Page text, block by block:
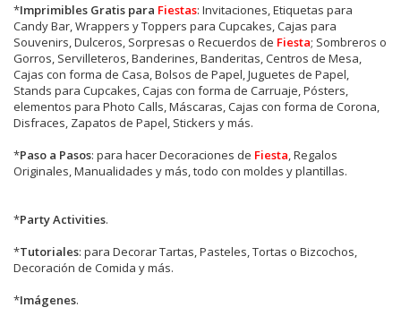
*Imprimibles Gratis para Fiestas: Invitaciones, Etiquetas para
Candy Bar, Wrappers y Toppers para Cupcakes, Cajas para
Souvenirs, Dulceros, Sorpresas o Recuerdos de Fiesta; Sombreros o
Gorros, Servilleteros, Banderines, Banderitas, Centros de Mesa,
Cajas con forma de Casa, Bolsos de Papel, Juguetes de Papel,
Stands para Cupcakes, Cajas con forma de Carruaje, Pósters,
elementos para Photo Calls, Máscaras, Cajas con forma de Corona,
Disfraces, Zapatos de Papel, Stickers y más.
*Paso a Pasos: para hacer Decoraciones de Fiesta, Regalos
Originales, Manualidades y más, todo con moldes y plantillas.
*Party Activities.
*Tutoriales: para Decorar Tartas, Pasteles, Tortas o Bizcochos,
Decoración de Comida y más.
*Imágenes.